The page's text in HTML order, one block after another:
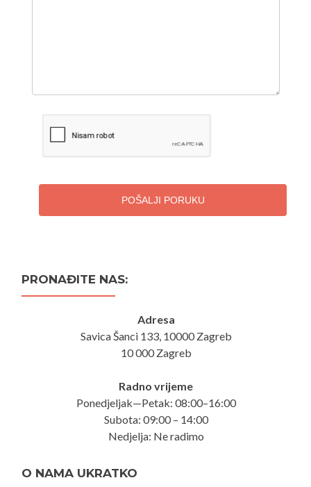
POŠALJI PORUKU
PRONAĐITE NAS:
Adresa
Savica Šanci 133, 10000 Zagreb
10 000 Zagreb
Radno vrijeme
Ponedjeljak—Petak: 08:00–16:00
Subota: 09:00 – 14:00
Nedjelja: Ne radimo
O NAMA UKRATKO